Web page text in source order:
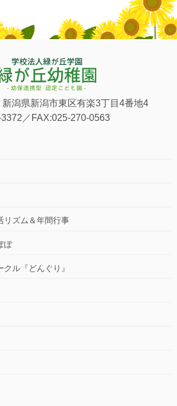
潟県新潟市東区有楽3丁目4番地4
／FAX:025-270-0563
リズム＆年間行事
ぽ
ル『どんぐり』